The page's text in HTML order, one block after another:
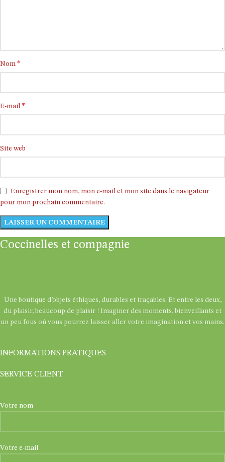
Nom *
E-mail *
Site web
Enregistrer mon nom, mon e-mail et mon site dans le navigateur
pour mon prochain commentaire.
Coccinelles et compagnie
Une boutique d’objets éthiques, durables et traçables. Et entre les deux,
du plaisir, beaucoup de plaisir ! Imaginer des moments, bienveillants et
un peu fous où vous pourrez laisser aller votre imagination et vos mains.
INFORMATIONS PRATIQUES
SERVICE CLIENT
Votre nom
Votre e-mail